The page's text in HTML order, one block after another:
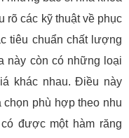
rõ các kỹ thuật về phục
tiêu chuẩn chất lượng
này còn có những loại
khác nhau. Điều này
phù hợp theo nhu
được một hàm răng